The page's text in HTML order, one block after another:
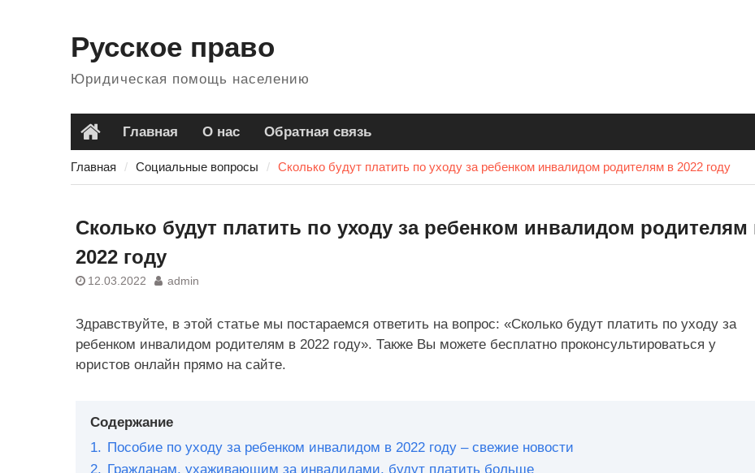
Русское право
Юридическая помощь населению
Главная
Главная О нас Обратная связь
Главная Социальные вопросы Сколько будут платить по уходу за ребенком инвалидом родителям в 2022 году
Сколько будут платить по уходу за ребенком инвалидом родителям
2022 году
12.03.2022 admin
Здравствуйте, в этой статье мы постараемся ответить на вопрос: «Сколько будут платить по уходу за
ребенком инвалидом родителям в 2022 году». Также Вы можете бесплатно проконсультироваться у
юристов онлайн прямо на сайте.
Содержание
1. Пособие по уходу за ребенком инвалидом в 2022 году – свежие новости
2. Гражданам, ухаживающим за инвалидами, будут платить больше